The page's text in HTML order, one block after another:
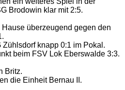
Brodowin klar mit 2:5.
überzeugend gegen den
knapp 0:1 im Pokal.
beim FSV Lok Eberswalde 3:3.
Britz.
die Einheit Bernau II.